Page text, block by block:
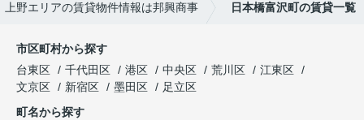
上野エリアの賃貸物件情報は邦興商事 日本橋富沢町の賃貸一覧
市区町村から探す
台東区
千代田区 港区 中央区 荒川区
江東区
文京区
新宿区 墨田区
足立区
町名から探す